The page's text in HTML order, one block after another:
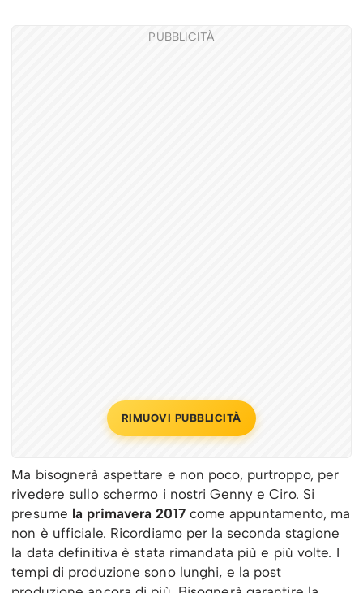
PUBBLICITÀ
RIMUOVI PUBBLICITÀ
Ma bisognerà aspettare e non poco, purtroppo, per
rivedere sullo schermo i nostri Genny e Ciro. Si
presume la primavera 2017come appuntamento, ma
non è ufficiale. Ricordiamo per la seconda stagione
la data definitiva è stata rimandata più e più volte. I
tempi di produzione sono lunghi, e la post